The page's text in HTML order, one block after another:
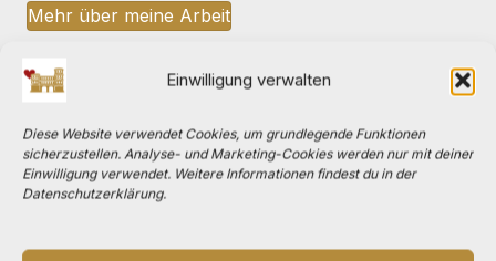
Einwilligung verwalten
Diese Website verwendet Cookies, um grundlegende Funktionen
sicherzustellen. Analyse- und Marketing-Cookies werden nur mit deiner
Einwilligung verwendet. Weitere Informationen findest du in der
Datenschutzerklärung.
Mehr über meine Arbeit
Kontakt aufnehmen